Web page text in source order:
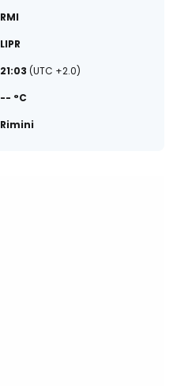
RMI
LIPR
21:03 (UTC +2.0)
-- °C
Rimini